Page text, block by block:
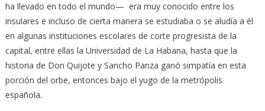
ha llevado en todo el mundo— era muy conocido entre los
insulares e incluso de cierta manera se estudiaba o se aludía a él
en algunas instituciones escolares de corte progresista de la
capital, entre ellas la Universidad de La Habana, hasta que la
historia de Don Quijote y Sancho Panza ganó simpatía en esta
porción del orbe, entonces bajo el yugo de la metrópolis
española.